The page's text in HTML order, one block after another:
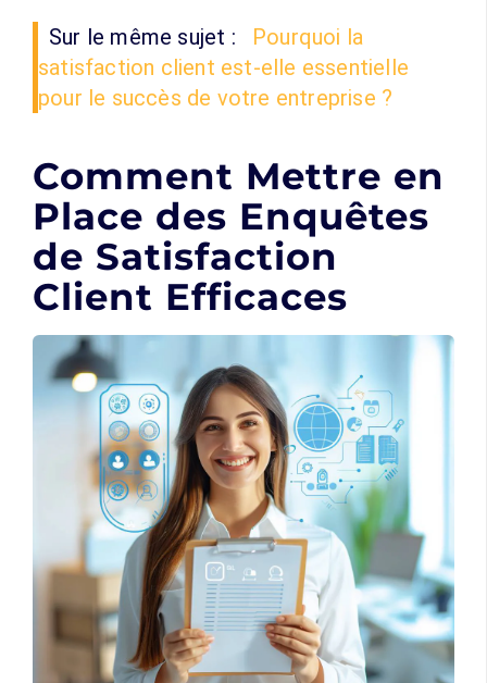
Sur le même sujet :
Pourquoi la
satisfaction client est-elle essentielle
pour le succès de votre entreprise ?
Comment Mettre en
Place des Enquêtes
de Satisfaction
Client Efficaces